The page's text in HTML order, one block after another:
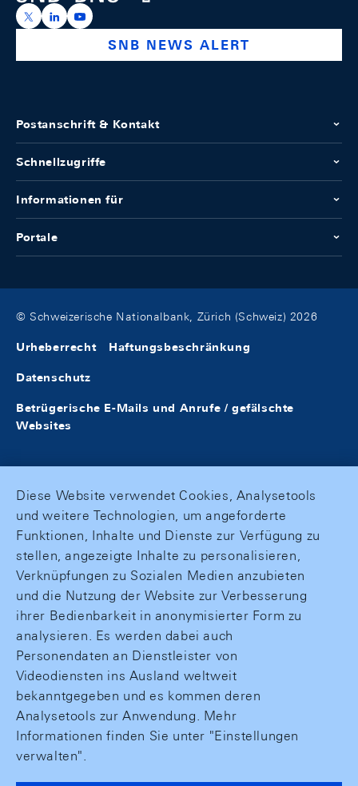
https://x.com/snb_bns
https://ch.linkedin.com/company/swiss-national-
https://www.youtube.com/@swissnationalbank
SNB NEWS ALERT
Postanschrift & Kontakt
Schnellzugriffe
Informationen für
Portale
© Schweizerische Nationalbank, Zürich (Schweiz) 2026
Urheberrecht Haftungsbeschränkung
Datenschutz
Betrügerische E-Mails und Anrufe / gefälschte
Websites
Diese Website verwendet Cookies, Analysetools
und weitere Technologien, um angeforderte
Funktionen, Inhalte und Dienste zur Verfügung zu
stellen, angezeigte Inhalte zu personalisieren,
Verknüpfungen zu Sozialen Medien anzubieten
und die Nutzung der Website zur Verbesserung
ihrer Bedienbarkeit in anonymisierter Form zu
analysieren. Es werden dabei auch
Personendaten an Dienstleister von
Videodiensten ins Ausland weltweit
bekanntgegeben und es kommen deren
Analysetools zur Anwendung. Mehr
Informationen finden Sie unter "Einstellungen
verwalten".